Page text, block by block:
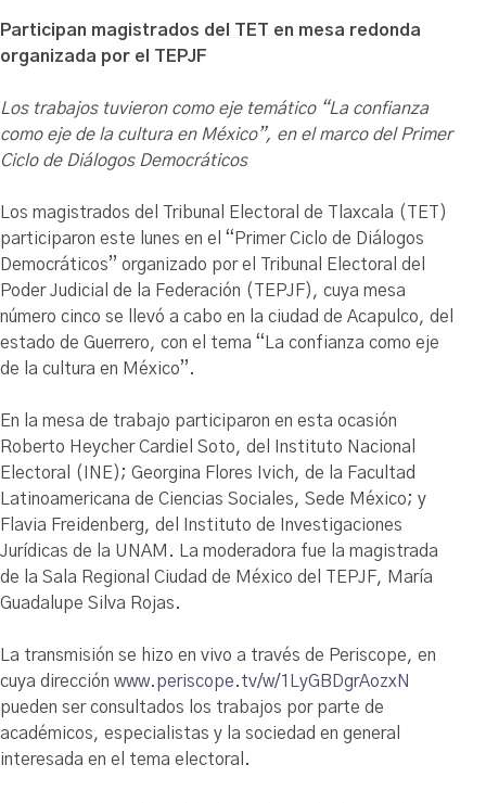
Participan magistrados del TET en mesa redonda
organizada por el TEPJF
Los trabajos tuvieron como eje temático “La confianza
como eje de la cultura en México”, en el marco del Primer
Ciclo de Diálogos Democráticos
Los magistrados del Tribunal Electoral de Tlaxcala (TET)
participaron este lunes en el “Primer Ciclo de Diálogos
Democráticos” organizado por el Tribunal Electoral del
Poder Judicial de la Federación (TEPJF), cuya mesa
número cinco se llevó a cabo en la ciudad de Acapulco, del
estado de Guerrero, con el tema “La confianza como eje
de la cultura en México”.
En la mesa de trabajo participaron en esta ocasión
Roberto Heycher Cardiel Soto, del Instituto Nacional
Electoral (INE); Georgina Flores Ivich, de la Facultad
Latinoamericana de Ciencias Sociales, Sede México; y
Flavia Freidenberg, del Instituto de Investigaciones
Jurídicas de la UNAM. La moderadora fue la magistrada
de la Sala Regional Ciudad de México del TEPJF, María
Guadalupe Silva Rojas.
La transmisión se hizo en vivo a través de Periscope, en
cuya dirección www.periscope.tv/w/1LyGBDgrAozxN
pueden ser consultados los trabajos por parte de
académicos, especialistas y la sociedad en general
interesada en el tema electoral.